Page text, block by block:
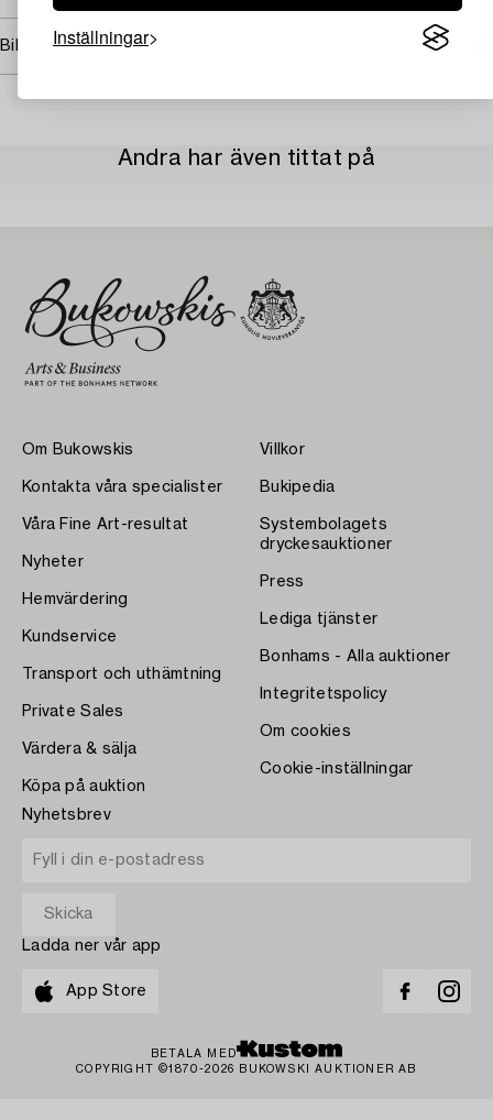
Inställningar
Bildrättigheter
Andra har även tittat på
Om Bukowskis
Kontakta våra specialister
Våra Fine Art-resultat
Nyheter
Hemvärdering
Kundservice
Transport och uthämtning
Private Sales
Värdera & sälja
Köpa på auktion
Villkor
Bukipedia
Systembolagets
dryckesauktioner
Press
Lediga tjänster
Bonhams - Alla auktioner
Integritetspolicy
Om cookies
Cookie-inställningar
Nyhetsbrev
Ladda ner vår app
App Store
BETALA MED
COPYRIGHT ©1870-2026 BUKOWSKI AUKTIONER AB